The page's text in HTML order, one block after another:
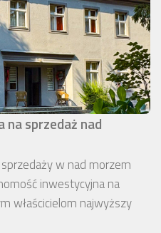
na sprzedaż nad
w nad morzem
inwestycyjna na
właścicielom najwyższy